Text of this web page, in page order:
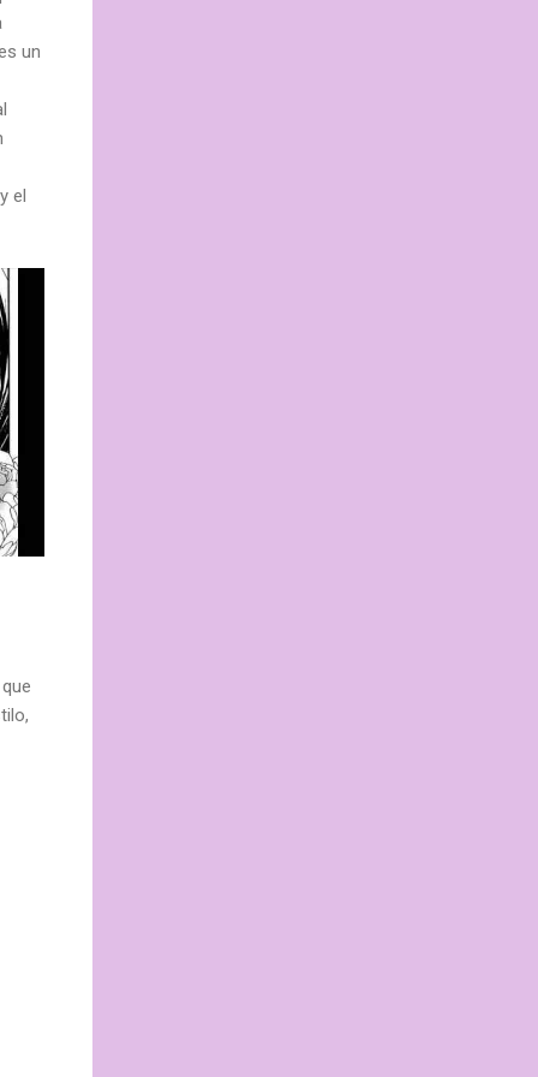
un
el